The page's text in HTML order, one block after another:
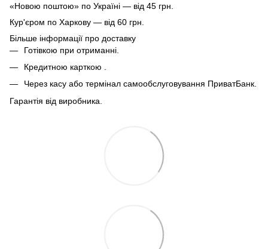
«Новою поштою» по Україні — від 45 грн.
Кур'єром по Харкову — від 60 грн.
Більше інформації про доставку
Готівкою при отриманні.
Кредитною карткою .
Через касу або термінал самообслуговування ПриватБанк.
Гарантія від виробника.